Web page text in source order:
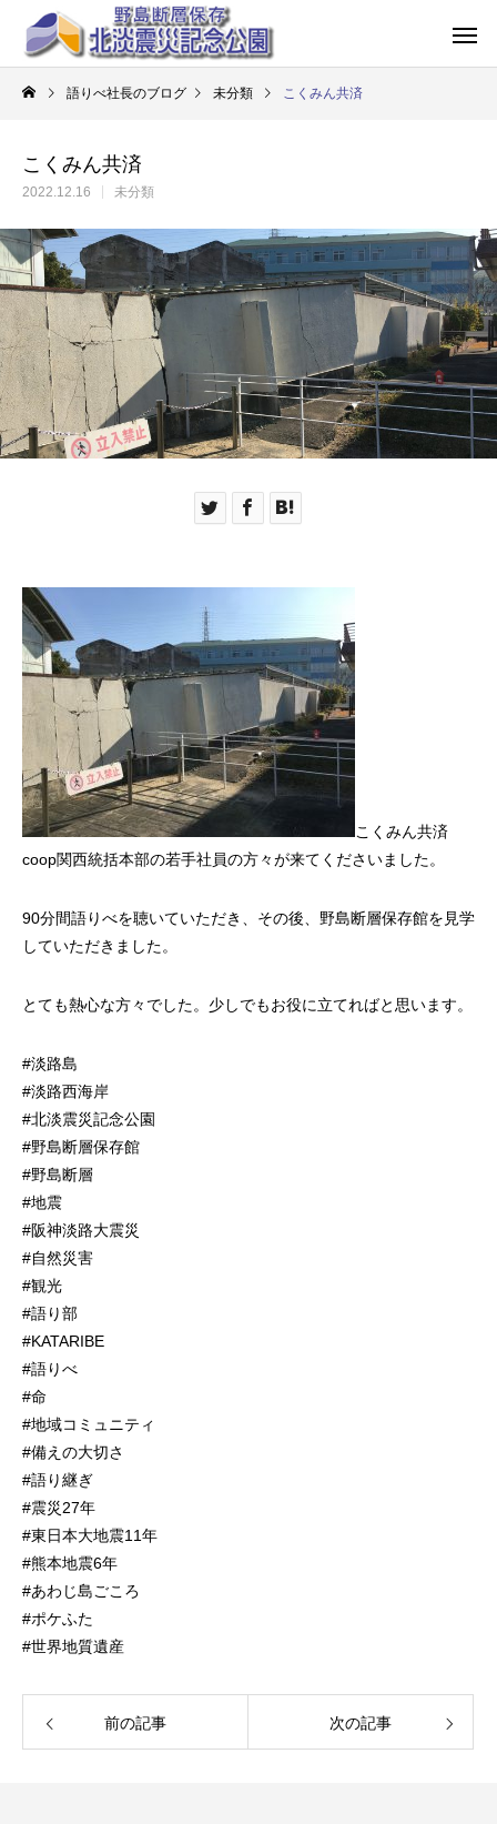
語りべ社長のブログ 未分類 こくみん共済
こくみん共済
2022.12.16 未分類
こくみん共済
coop関西統括本部の若手社員の方々が来てくださいました。
90分間語りべを聴いていただき、その後、野島断層保存館を見学
していただきました。
とても熱心な方々でした。少しでもお役に立てればと思います。
#淡路島
#淡路西海岸
#北淡震災記念公園
#野島断層保存館
#野島断層
#地震
#阪神淡路大震災
#自然災害
#観光
#語り部
#KATARIBE
#語りべ
#命
#地域コミュニティ
#備えの大切さ
#語り継ぎ
#震災27年
#東日本大地震11年
#熊本地震6年
#あわじ島ごころ
#ポケふた
#世界地質遺産
前の記事 次の記事